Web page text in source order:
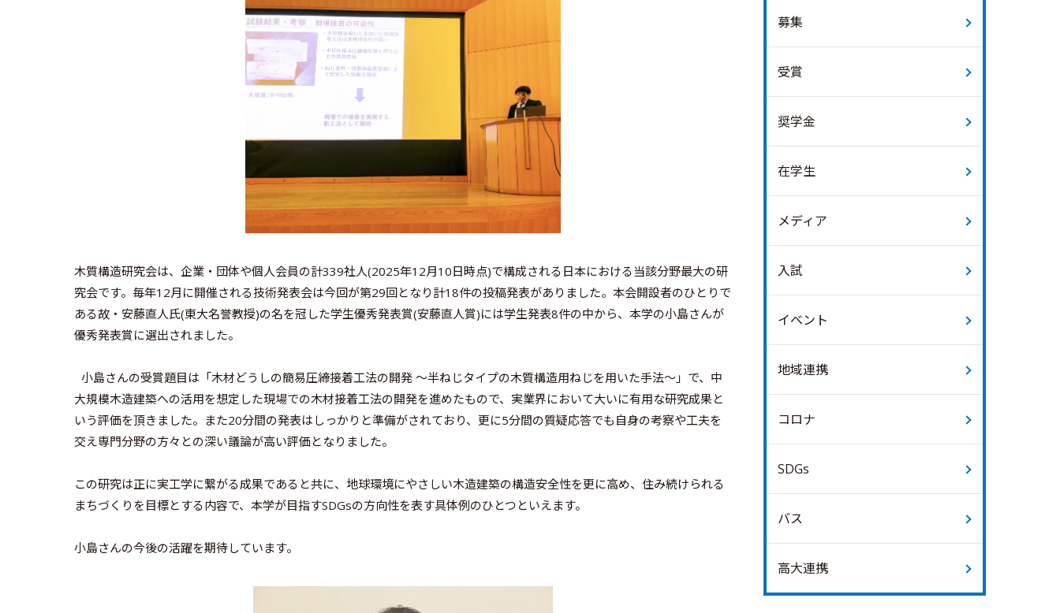
木質構造研究会は、企業・団体や個人会員の計339社人(2025年12月10日時点)で構成される日本における当該分野最大の研
究会です。毎年12月に開催される技術発表会は今回が第29回となり計18件の投稿発表がありました。本会開設者のひとりで
ある故・安藤直人氏(東大名誉教授)の名を冠した学生優秀発表賞(安藤直人賞)には学生発表8件の中から、本学の小島さんが
優秀発表賞に選出されました。
小島さんの受賞題目は「木材どうしの簡易圧締接着工法の開発 ～半ねじタイプの木質構造用ねじを用いた手法～」で、中
大規模木造建築への活用を想定した現場での木材接着工法の開発を進めたもので、実業界において大いに有用な研究成果と
いう評価を頂きました。また20分間の発表はしっかりと準備がされており、更に5分間の質疑応答でも自身の考察や工夫を
交え専門分野の方々との深い議論が高い評価となりました。
この研究は正に実工学に繋がる成果であると共に、地球環境にやさしい木造建築の構造安全性を更に高め、住み続けられる
まちづくりを目標とする内容で、本学が目指すSDGsの方向性を表す具体例のひとつといえます。
小島さんの今後の活躍を期待しています。
募集
受賞
奨学金
在学生
メディア
入試
イベント
地域連携
コロナ
SDGs
バス
高大連携